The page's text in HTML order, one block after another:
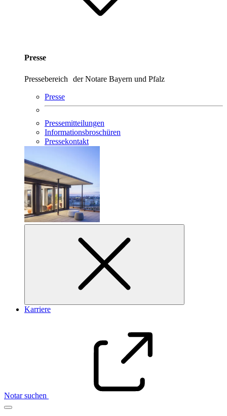
Presse
Pressebereich der Notare Bayern und Pfalz
Presse
Pressemitteilungen
Informationsbroschüren
Pressekontakt
Karriere
Notar suchen